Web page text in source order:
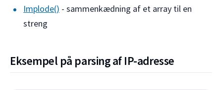
Implode() - sammenkædning af et array til en
streng
Eksempel på parsing af IP-adresse